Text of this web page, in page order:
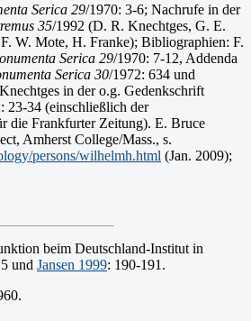
Serica 29/1970: 3-6; Nachrufe in der
35/1992 (D. R. Knechtges, G. E.
W. Mote, H. Franke); Bibliographien: F.
Serica 29/1970: 7-12, Addenda
Serica 30/1972: 634 und
in der o.g. Gedenkschrift
23-34 (einschließlich der
die Frankfurter Zeitung). E. Bruce
Amherst College/Mass., s.
persons/wilhelmh.html (Jan. 2009);
beim Deutschland-Institut in
und Jansen 1999: 190-191.